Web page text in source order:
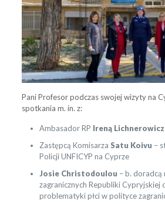
Pani Profesor podczas swojej wizyty na
spotkania m. in. z:
Ambasador RP Ireną
Zastępcą Komisarza Satu Koivu –
Policji UNFICYP na Cyprze
Josie Christodoulou – b. doradcą
zagranicznych Republiki Cypryjskiej
problematyki płci w polityce